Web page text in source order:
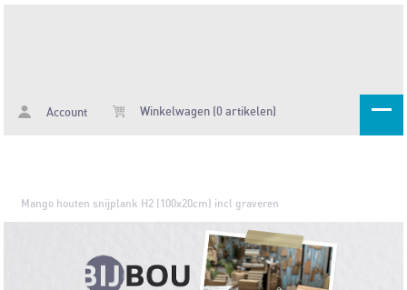
Account Winkelwagen (0 artikelen)
Mango houten snijplank H2 (100x20cm) incl graveren